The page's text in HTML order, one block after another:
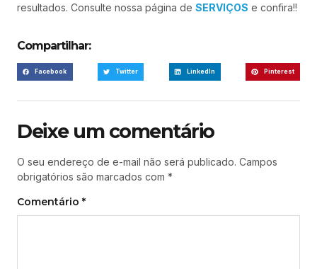
resultados. Consulte nossa página de SERVIÇOS e confira!!
Compartilhar:
Facebook Twitter LinkedIn Pinterest
Deixe um comentário
O seu endereço de e-mail não será publicado. Campos
obrigatórios são marcados com *
Comentário *